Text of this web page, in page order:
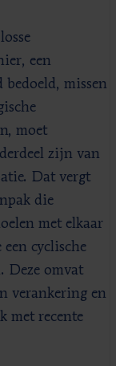
een
missen
moet
zijn van
Dat vergt
die
met elkaar
cyclische
Deze omvat
verankering en
met recente